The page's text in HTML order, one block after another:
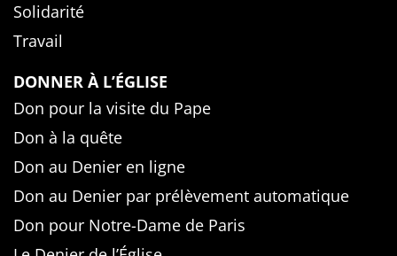
Solidarité
Travail
DONNER À L’ÉGLISE
Don pour la visite du Pape
Don à la quête
Don au Denier en ligne
Don au Denier par prélèvement automatique
Don pour Notre-Dame de Paris